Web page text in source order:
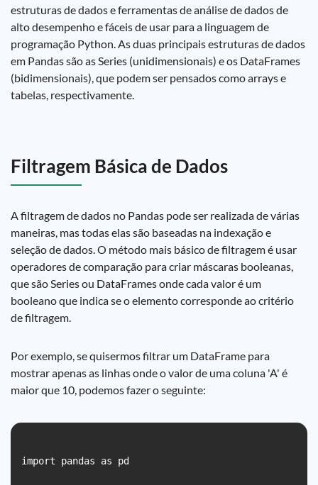
estruturas de dados e ferramentas de análise de dados de
alto desempenho e fáceis de usar para a linguagem de
programação Python. As duas principais estruturas de dados
em Pandas são as Series (unidimensionais) e os DataFrames
(bidimensionais), que podem ser pensados como arrays e
tabelas, respectivamente.
Filtragem Básica de Dados
A filtragem de dados no Pandas pode ser realizada de várias
maneiras, mas todas elas são baseadas na indexação e
seleção de dados. O método mais básico de filtragem é usar
operadores de comparação para criar máscaras booleanas,
que são Series ou DataFrames onde cada valor é um
booleano que indica se o elemento corresponde ao critério
de filtragem.
Por exemplo, se quisermos filtrar um DataFrame para
mostrar apenas as linhas onde o valor de uma coluna 'A' é
maior que 10, podemos fazer o seguinte:
import pandas as pd